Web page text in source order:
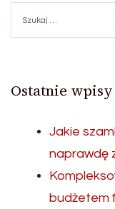
Ostatnie wpisy
Jakie
naprawdę
budżetem